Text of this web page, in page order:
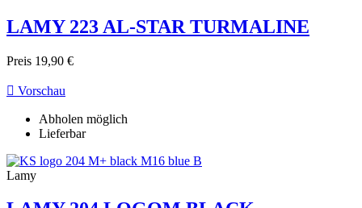
LAMY 223 AL-STAR TURMALINE
Preis 19,90 €
 Vorschau
Abholen möglich
Lieferbar
Lamy